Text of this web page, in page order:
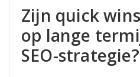
Zijn quick
op lange
SEO-strategie?